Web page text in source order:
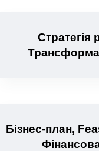
Стратегія
Бізнес-план,